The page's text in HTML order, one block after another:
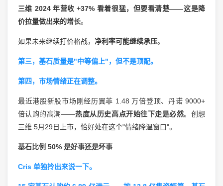
三维 2024 年营收 +37% 看着很猛，但要看清楚——这是降
价拉量做出来的增长。
如果未来继续打价格战， 净利率可能继续承压。
第三，基石质量是"中等偏上"，但不是顶配。
第四，市场情绪正在调整。
最近港股新股市场刚经历翼菲 1.48 万倍登顶、丹诺 9000+
倍认购的高潮——热度从历史高点开始往下走是必然。创想
三维 5月29日上市，恰好处在这个"情绪降温窗口"。
基石比例 50% 是好事还是坏事
Cris 单独拎出来说一下。